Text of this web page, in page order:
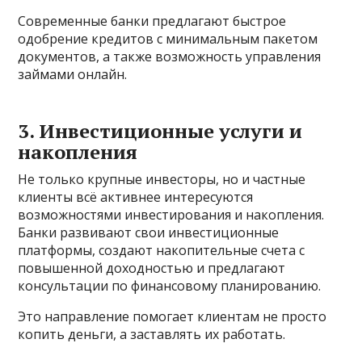
Современные банки предлагают быстрое
одобрение кредитов с минимальным пакетом
документов, а также возможность управления
займами онлайн.
3. Инвестиционные услуги и
накопления
Не только крупные инвесторы, но и частные
клиенты всё активнее интересуются
возможностями инвестирования и накопления.
Банки развивают свои инвестиционные
платформы, создают накопительные счета с
повышенной доходностью и предлагают
консультации по финансовому планированию.
Это направление помогает клиентам не просто
копить деньги, а заставлять их работать.